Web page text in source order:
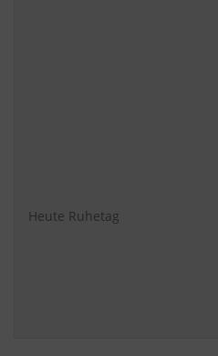
Heute Ruhetag